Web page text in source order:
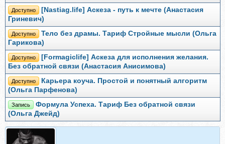
Доступно
[Nastiag.life] Аскеза - путь к мечте (Анастасия
Гриневич)
Доступно
Тело без драмы. Тариф Стройные мысли (Ольга
Гарикова)
Доступно
[Formagiclife] Аскеза для исполнения желания.
Без обратной связи (Анастасия Анисимова)
Доступно
Карьера коуча. Простой и понятный алгоритм
(Ольга Парфенова)
Запись
Формула Успеха. Тариф Без обратной связи
(Ольга Джейд)